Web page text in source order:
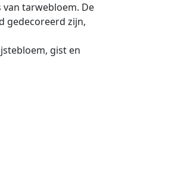
tarwebloem. De
gedecoreerd zijn,
gist en